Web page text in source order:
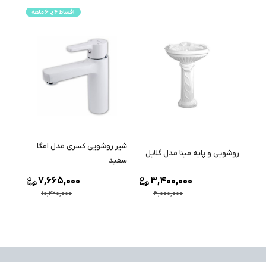
روشویی و پایه مینا مدل گلایل
4,000,000
3,400,000
شیر روشویی کسری مدل امگا
سفید
10,220,000
7,665,000